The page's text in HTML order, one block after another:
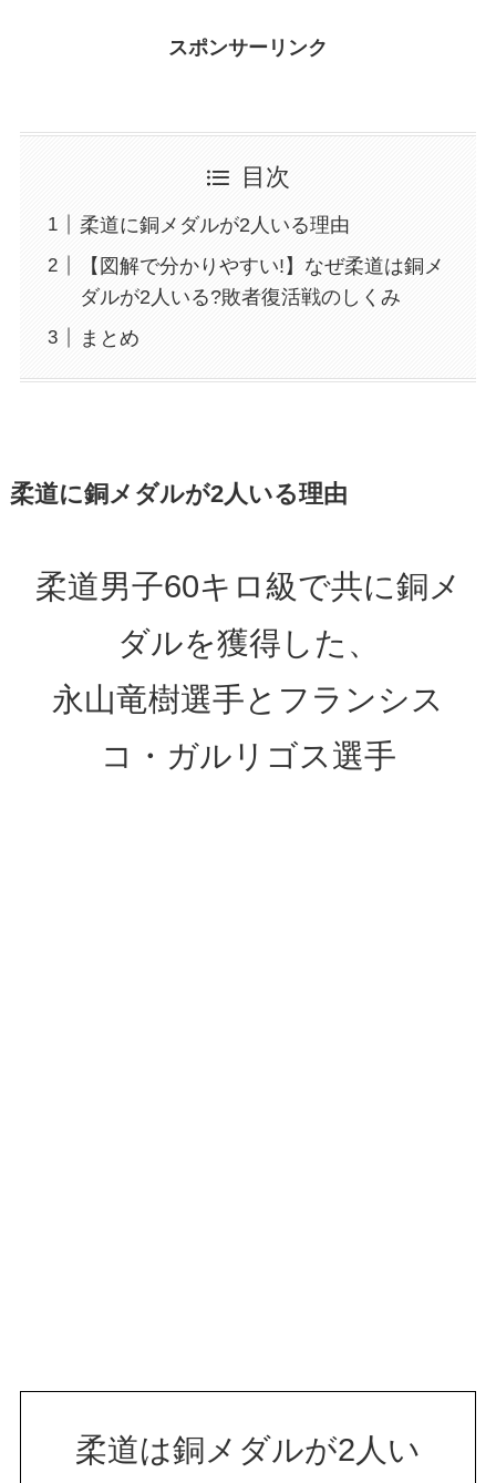
スポンサーリンク
目次
柔道に銅メダルが2人いる理由
【図解で分かりやすい!】なぜ柔道は銅メ
ダルが2人いる?敗者復活戦のしくみ
まとめ
柔道に銅メダルが2人いる理由
柔道男子60キロ級で共に銅メ
ダルを獲得した、
永山竜樹選手とフランシス
コ・ガルリゴス選手
柔道は銅メダルが2人い